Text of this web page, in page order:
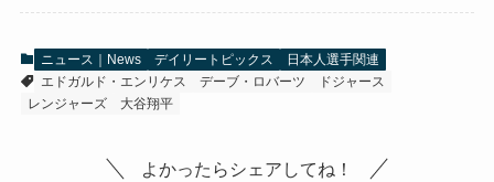
ニュース｜News デイリートピックス
日本人選手関連
エドガルド・エンリケス
デーブ・ロバーツ
ドジャース
レンジャーズ
大谷翔平
よかったらシェアしてね！